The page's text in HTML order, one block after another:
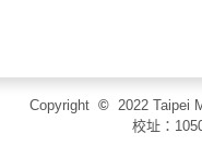
Copyright © 2022 Taipei
校址：